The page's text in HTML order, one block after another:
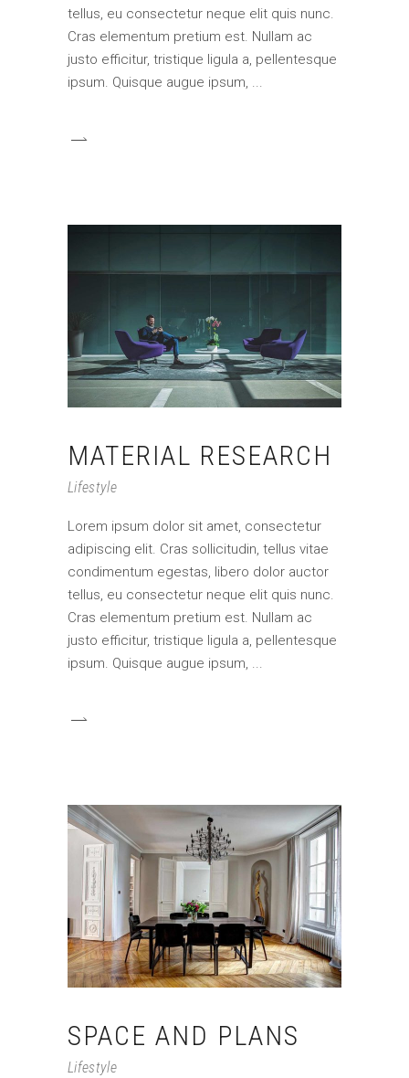
tellus, eu consectetur neque elit quis nunc.
Cras elementum pretium est. Nullam ac
justo efficitur, tristique ligula a, pellentesque
ipsum. Quisque augue ipsum,
MATERIAL RESEARCH
Lifestyle
Lorem ipsum dolor sit amet, consectetur
adipiscing elit. Cras sollicitudin, tellus vitae
condimentum egestas, libero dolor auctor
tellus, eu consectetur neque elit quis nunc.
Cras elementum pretium est. Nullam ac
justo efficitur, tristique ligula a, pellentesque
ipsum. Quisque augue ipsum,
SPACE AND PLANS
Lifestyle